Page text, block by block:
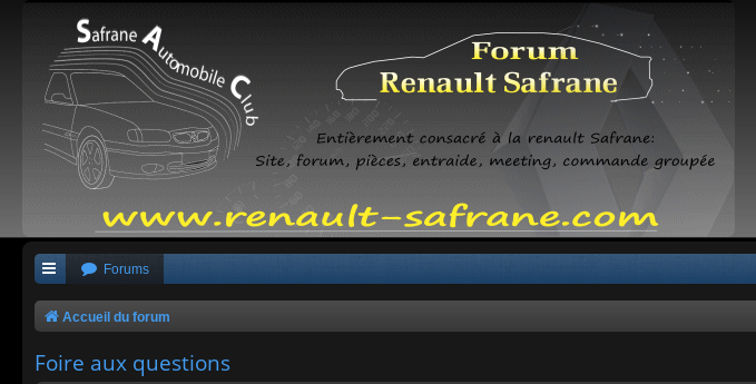
Forums
Accueil du forum
Foire aux questions